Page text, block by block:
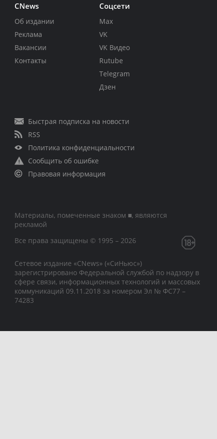
CNews
Об издании
Реклама
Вакансии
Контакты
Соцсети
Max
VK
VK Видео
Rutube
Telegram
Дзен
Быстрая подписка на новости
RSS
Политика конфиденциальности
Сообщить об ошибке
Правовая информация
Материалы, помеченные знаком ■, являются
рекламой
Все права защищены © 1995 – 2026
Сетевое издание «CNews» («СиНьюс»)
зарегистрировано Федеральной службой по надзору в
сфере связи, информационных технологий и массовых
коммуникаций 09.11.2018 за номером Эл № ФС77 –
74283